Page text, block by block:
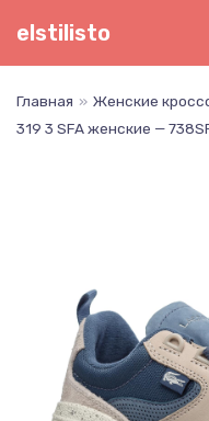
Перейти
elstilisto
Главная » Женские
319 3 SFA женские —